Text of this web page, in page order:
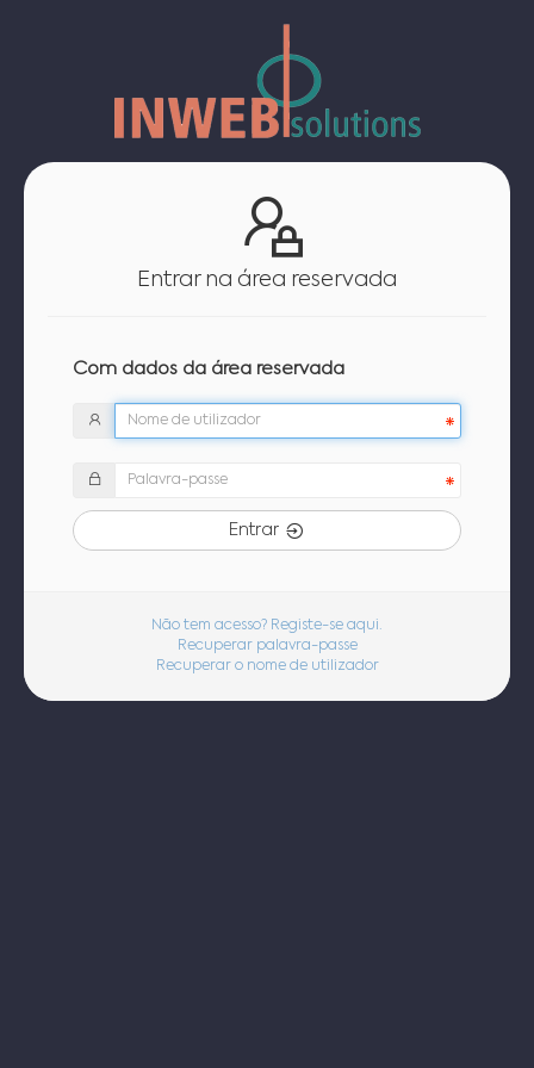
Entrar na área reservada
Com dados da área reservada
Entrar
Não tem acesso? Registe-se aqui.
Recuperar palavra-passe
Recuperar o nome de utilizador